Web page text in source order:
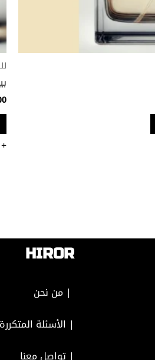
المنتج
HIROR
| من نحن
| الأسئلة المتكررة
| تواصل معنا